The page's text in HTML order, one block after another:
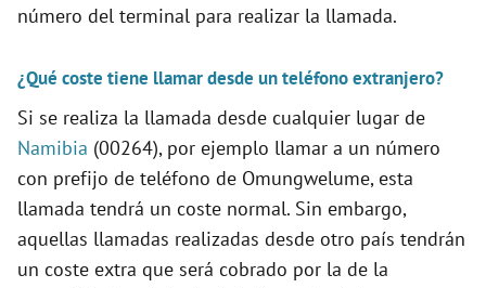
número del terminal para realizar la llamada.
¿Qué coste tiene llamar desde un teléfono extranjero?
Si se realiza la llamada desde cualquier lugar de
Namibia (00264), por ejemplo llamar a un número
con prefijo de teléfono de Omungwelume, esta
llamada tendrá un coste normal. Sin embargo,
aquellas llamadas realizadas desde otro país tendrán
un coste extra que será cobrado por la de la